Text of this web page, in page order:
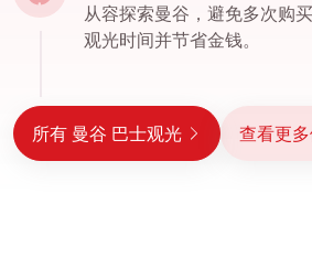
从容探索曼谷，避免多次购
观光时间并节省金钱。
所有 曼谷 巴士观光 查看更